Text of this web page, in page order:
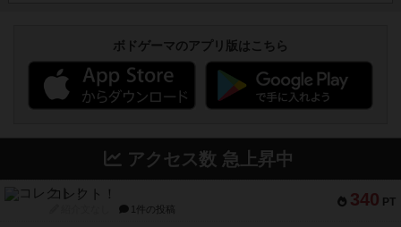
ボドゲーマのアプリ版はこちら
アクセス数 急上昇中
340 PT
コレクト！
1件の投稿